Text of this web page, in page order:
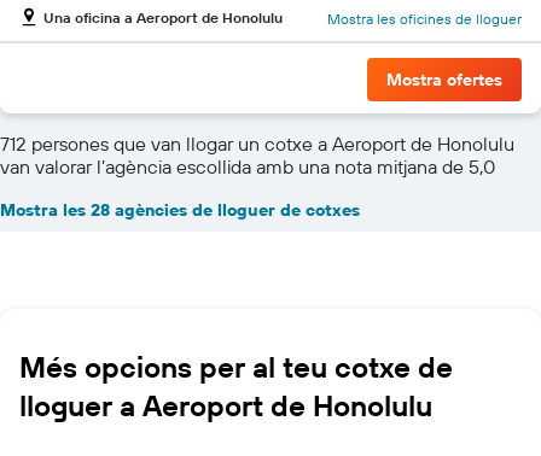
Una oficina a Aeroport de Honolulu Mostra les oficines de lloguer
Mostra ofertes
712 persones que van llogar un cotxe a Aeroport de Honolulu
van valorar l’agència escollida amb una nota mitjana de 5,0
Mostra les 28 agències de lloguer de cotxes
Més opcions per al teu cotxe de
lloguer a Aeroport de Honolulu